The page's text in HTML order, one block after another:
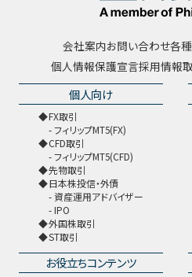
会社案内お問い合わせ各
個人情報保護宣言採用情報
個人向け
FX取引
フィリップMT5(FX)
CFD取引
フィリップMT5(CFD)
先物取引
日本株投信・外債
資産運用アドバイザー
IPO
外国株取引
ST取引
お役立ちコンテンツ